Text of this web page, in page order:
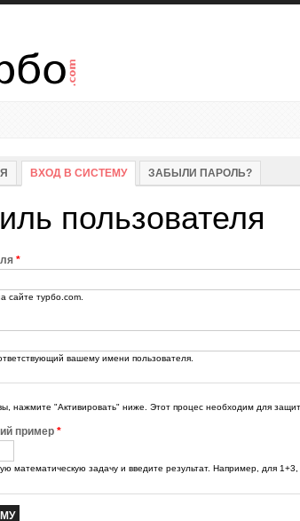
ВХОД В СИСТЕМУ(АКТИВНАЯ ВКЛАДКА)
ЗАБЫЛИ ПАРОЛЬ?
пользователя
*
сайте турбо.com.
вашему имени пользователя.
нажмите "Активировать" ниже. Этот процес необходим для
пример *
математическую задачу и введите результат. Например, для 1+3,